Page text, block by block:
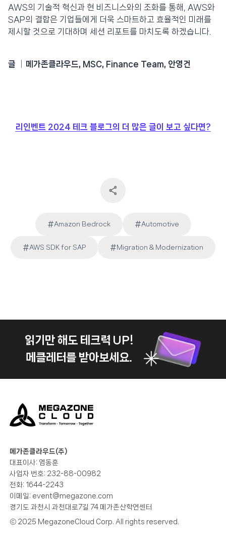
AWS의 기술적 혁신과 현 비즈니스와의 조화를 통해, AWS와
SAP의 결합은 기업들에게 더욱 스마트하고 효율적인 미래를
제시할 것으로 기대하며 세션 리포트를 마치도록 하겠습니다.
글 │메가존클라우드, MSC, Finance Team, 안영건
리인벤트 2024 테크 블로그의 더 많은 글이 보고 싶다면?
Tags:
#Amazon Bedrock #Automotive
#AWS SDK for SAP # Migration & Modernization
읽기만 해도 테크력 UP!
메클레터를 받아보세요.
메가존클라우드(주)
대표이사: 염동훈
사업자 번호: 232-88-00982
전화: 1644-2243
이메일: event@megazone.com
경기도 과천시 과천대로7길 74 메가존산학연센터
ⓒ 2025 MegazoneCloud Corp. All rights reserved.